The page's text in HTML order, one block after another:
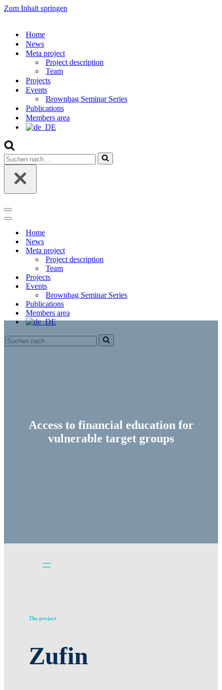
Zum Inhalt springen
Home
News
Meta project
Project description
Team
Projects
Events
Brownbag Seminar Series
Publications
Members area
Suchen
nach …
Navigations-
Menü
Navigations-
Home
News
Meta project
Project description
Team
Projects
Events
Brownbag Seminar Series
Publications
Members area
Suchen
nach …
Access to financial education for
vulnerable target groups
The project
Zufin